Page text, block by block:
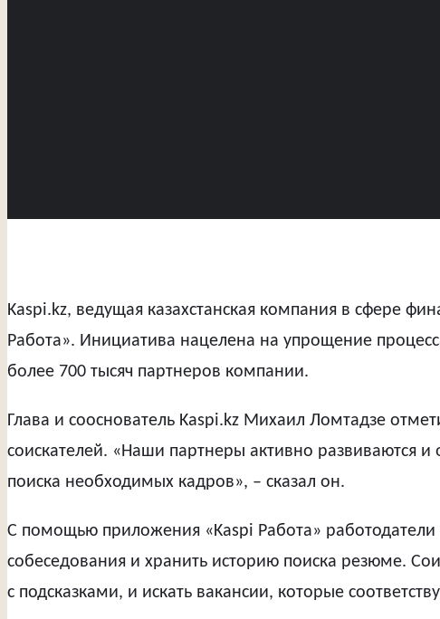
Kaspi.kz, ведущая казахстанская компания в сфере
Работа». Инициатива нацелена на упрощение
более 700 тысяч партнеров компании.
Глава и сооснователь Kaspi.kz Михаил Ломтадзе
соискателей. «Наши партнеры активно
поиска необходимых кадров», – сказал он.
С помощью приложения «Kaspi Работа» работодатели
собеседования и хранить историю поиска резюме.
с подсказками, и искать вакансии, которые